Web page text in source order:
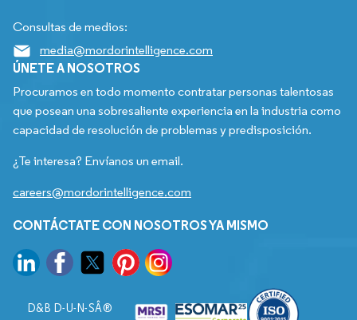
Consultas de medios:
media@mordorintelligence.com
ÚNETE A NOSOTROS
Procuramos en todo momento contratar personas talentosas
que posean una sobresaliente experiencia en la industria como
capacidad de resolución de problemas y predisposición.
¿Te interesa? Envíanos un email.
careers@mordorintelligence.com
CONTÁCTATE CON NOSOTROS YA MISMO
D&B D-U-N-SÂ®